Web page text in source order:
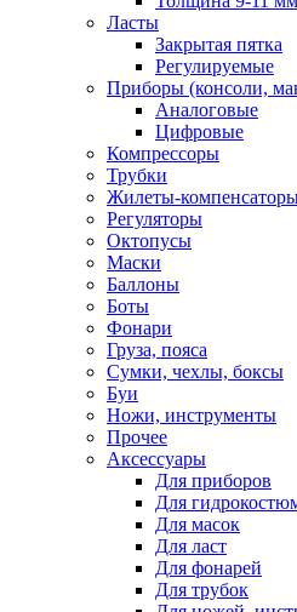
Ласты
Закрытая пятка
Регулируемые
Приборы (консоли,
Аналоговые
Цифровые
Компрессоры
Трубки
Жилеты-
Регуляторы
Октопусы
Маски
Баллоны
Боты
Фонари
Груза, пояса
Сумки, чехлы, боксы
Буи
Ножи, инструменты
Прочее
Аксессуары
Для приборов
Для
Для масок
Для ласт
Для фонарей
Для трубок